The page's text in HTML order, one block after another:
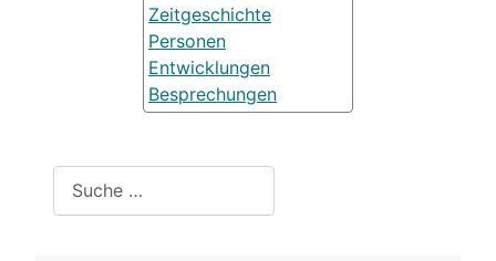
Zeitgeschichte
Personen
Entwicklungen
Besprechungen